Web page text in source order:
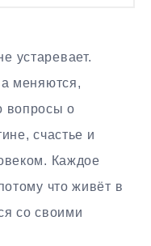
устаревает.
меняются,
вопросы о
счастье и
Каждое
что живёт в
со своими